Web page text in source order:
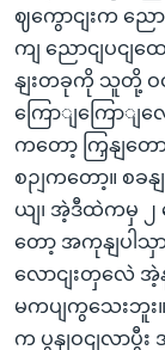
ဈကွောငျးက ညော
ကျ ညောငျပငျထ
နျးတခုကို သူတို့ ဝင
ကြောျကြောျလ
ကတော့ ကြှနျတေ
စဉျကတော့။ စခ
ယျ၊ အဲ့ဒီထဲကမှ
တော့ အကုနျပါ
လောငျးတှလေဲ အဲ့
မကပျကွသေးဘူး။
က ပွနျဝငျလာပွီး